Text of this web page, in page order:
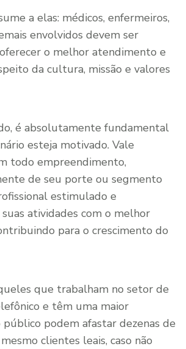
a elas: médicos, enfermeiros,
envolvidos devem ser
o melhor atendimento e
da cultura, missão e valores
é absolutamente fundamental
esteja motivado. Vale
todo empreendimento,
de seu porte ou segmento
estimulado e
atividades com o melhor
para o crescimento do
que trabalham no setor de
e têm uma maior
público podem afastar dezenas de
clientes leais, caso não